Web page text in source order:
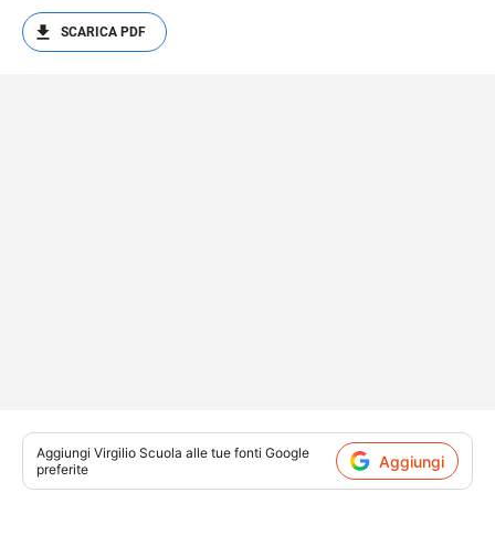
SCARICA PDF
Aggiungi Virgilio Scuola alle tue fonti Google
preferite
Aggiungi